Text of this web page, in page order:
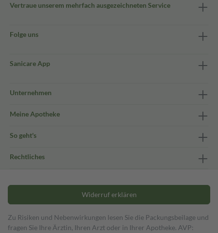
Vertraue unserem mehrfach ausgezeichneten Service
Folge uns
Sanicare App
Unternehmen
Meine Apotheke
So geht's
Rechtliches
Widerruf erklären
Zu Risiken und Nebenwirkungen lesen Sie die Packungsbeilage und
fragen Sie Ihre Ärztin, Ihren Arzt oder in Ihrer Apotheke. AVP: